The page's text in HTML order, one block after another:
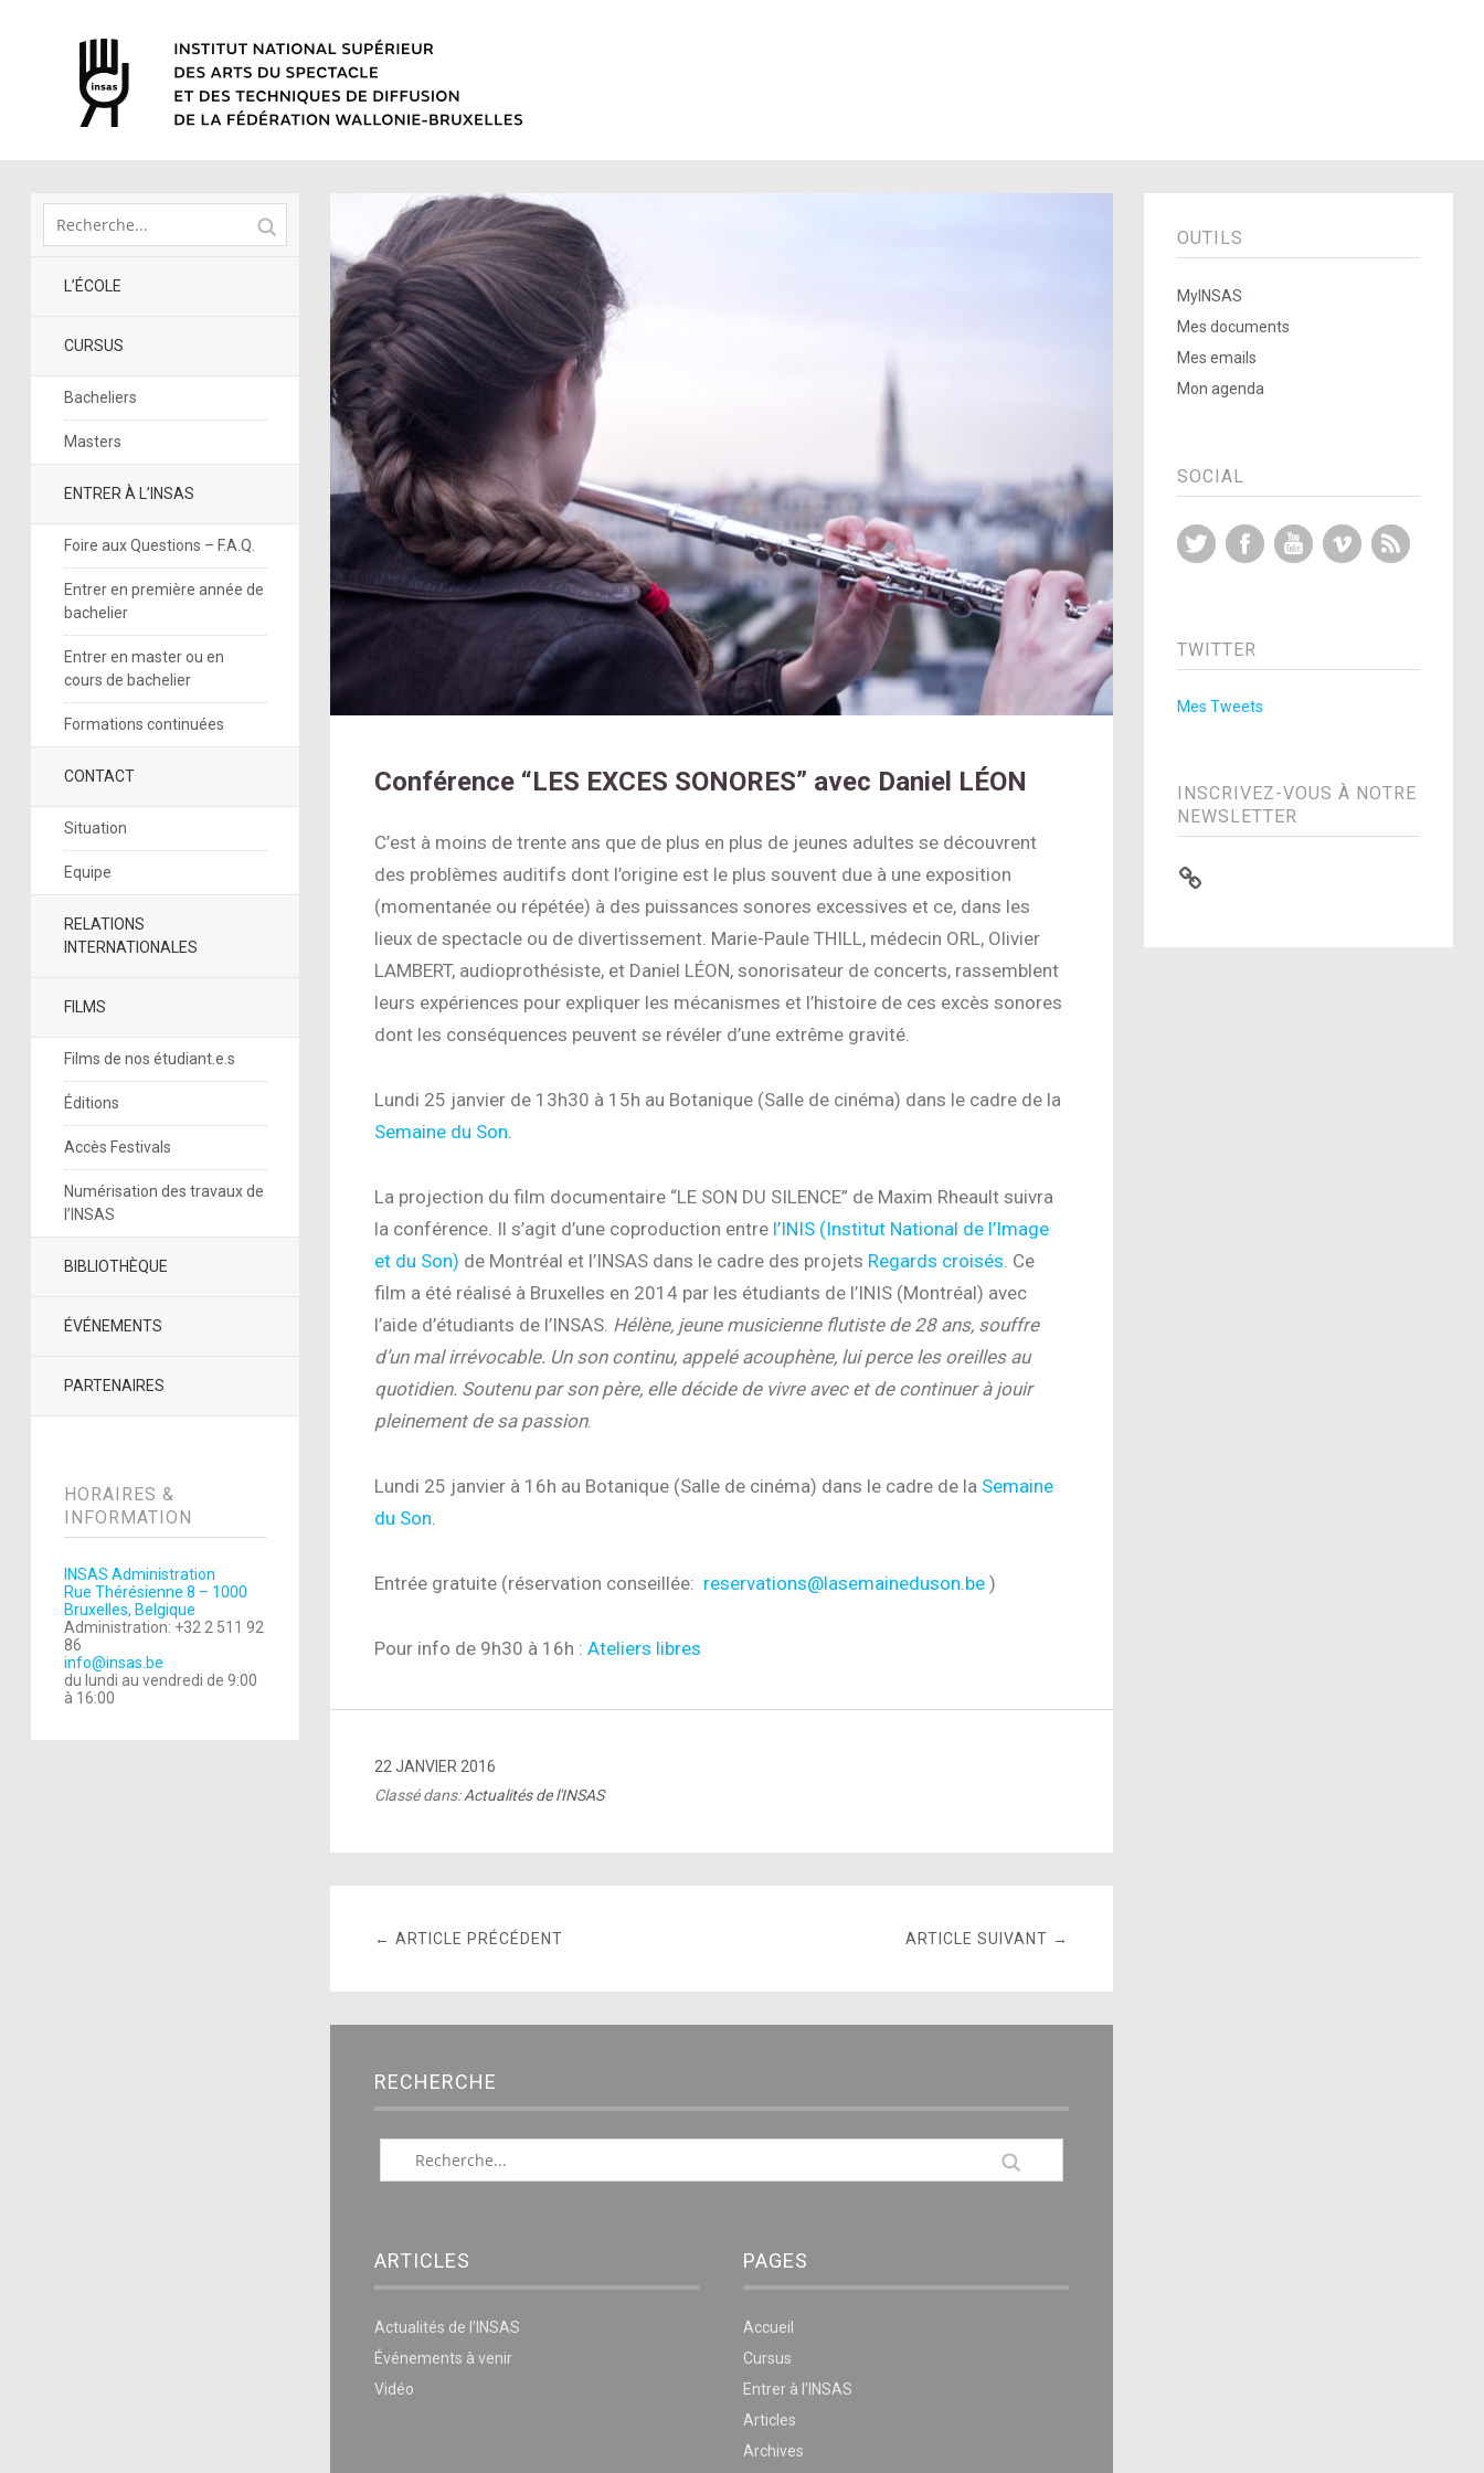
L’ÉCOLE
CURSUS
Bacheliers
Masters
ENTRER À L’INSAS
Foire aux Questions – F.A.Q.
Entrer en première année de
bachelier
Entrer en master ou en
cours de bachelier
Formations continuées
CONTACT
Situation
Equipe
RELATIONS
INTERNATIONALES
FILMS
Films de nos étudiant.e.s
Éditions
Accès Festivals
Numérisation des travaux de
l’INSAS
BIBLIOTHÈQUE
ÉVÉNEMENTS
PARTENAIRES
HORAIRES &
INFORMATION
INSAS Administration
Rue Thérésienne 8 – 1000
Bruxelles, Belgique
Administration: +32 2 511 92
86
info@insas.be
du lundi au vendredi de 9:00
à 16:00
Conférence “LES EXCES SONORES” avec Daniel LÉON
C’est à moins de trente ans que de plus en plus de jeunes adultes se découvrent
des problèmes auditifs dont l’origine est le plus souvent due à une exposition
(momentanée ou répétée) à des puissances sonores excessives et ce, dans les
lieux de spectacle ou de divertissement. Marie-Paule THILL, médecin ORL, Olivier
LAMBERT, audioprothésiste, et Daniel LÉON, sonorisateur de concerts, rassemblent
leurs expériences pour expliquer les mécanismes et l’histoire de ces excès sonores
dont les conséquences peuvent se révéler d’une extrême gravité.
Lundi 25 janvier de 13h30 à 15h au Botanique (Salle de cinéma) dans le cadre de la
Semaine du Son.
La projection du film documentaire “LE SON DU SILENCE” de Maxim Rheault suivra
la conférence. Il s’agit d’une coproduction entre l’INIS (Institut National de l’Image
et du Son) de Montréal et l’INSAS dans le cadre des projets Regards croisés. Ce
film a été réalisé à Bruxelles en 2014 par les étudiants de l’INIS (Montréal) avec
l’aide d’étudiants de l’INSAS. Hélène, jeune musicienne flutiste de 28 ans, souffre
d’un mal irrévocable. Un son continu, appelé acouphène, lui perce les oreilles au
quotidien. Soutenu par son père, elle décide de vivre avec et de continuer à jouir
pleinement de sa passion.
Lundi 25 janvier à 16h au Botanique (Salle de cinéma) dans le cadre de la Semaine
du Son.
Entrée gratuite (réservation conseillée: reservations@lasemaineduson.be)
Pour info de 9h30 à 16h : Ateliers libres
22 JANVIER 2016
Classé dans:Actualités de l'INSAS
ARTICLE SUIVANT →
← ARTICLE PRÉCÉDENT
RECHERCHE
ARTICLES
Actualités de l’INSAS
Événements à venir
Vidéo
PAGES
Accueil
Cursus
Entrer à l’INSAS
Articles
Archives
OUTILS
MyINSAS
Mes documents
Mes emails
Mon agenda
SOCIAL
Twitter FacebookYouTubeVimeo
TWITTER
Mes Tweets
INSCRIVEZ-VOUS À NOTRE
NEWSLETTER